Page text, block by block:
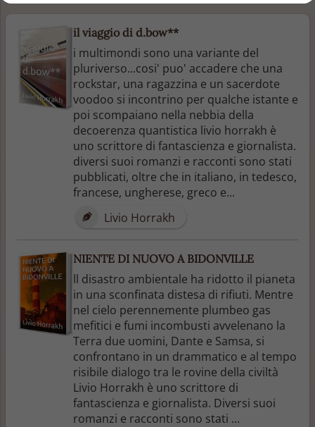
il viaggio di d.bow**
i multimondi sono una variante del
pluriverso...cosi' puo' accadere che una
rockstar, una ragazzina e un sacerdote
voodoo si incontrino per qualche istante e
poi scompaiano nella nebbia della
decoerenza quantistica livio horrakh è
uno scrittore di fantascienza e giornalista.
diversi suoi romanzi e racconti sono stati
pubblicati, oltre che in italiano, in tedesco,
francese, ungherese, greco e...
Livio Horrakh
NIENTE DI NUOVO A BIDONVILLE
ll disastro ambientale ha ridotto il pianeta
in una sconfinata distesa di rifiuti. Mentre
nel cielo perennemente plumbeo gas
mefitici e fumi incombusti avvelenano la
Terra due uomini, Dante e Samsa, si
confrontano in un drammatico e al tempo
risibile dialogo tra le rovine della civiltà
Livio Horrakh è uno scrittore di
fantascienza e giornalista. Diversi suoi
romanzi e racconti sono stati ...